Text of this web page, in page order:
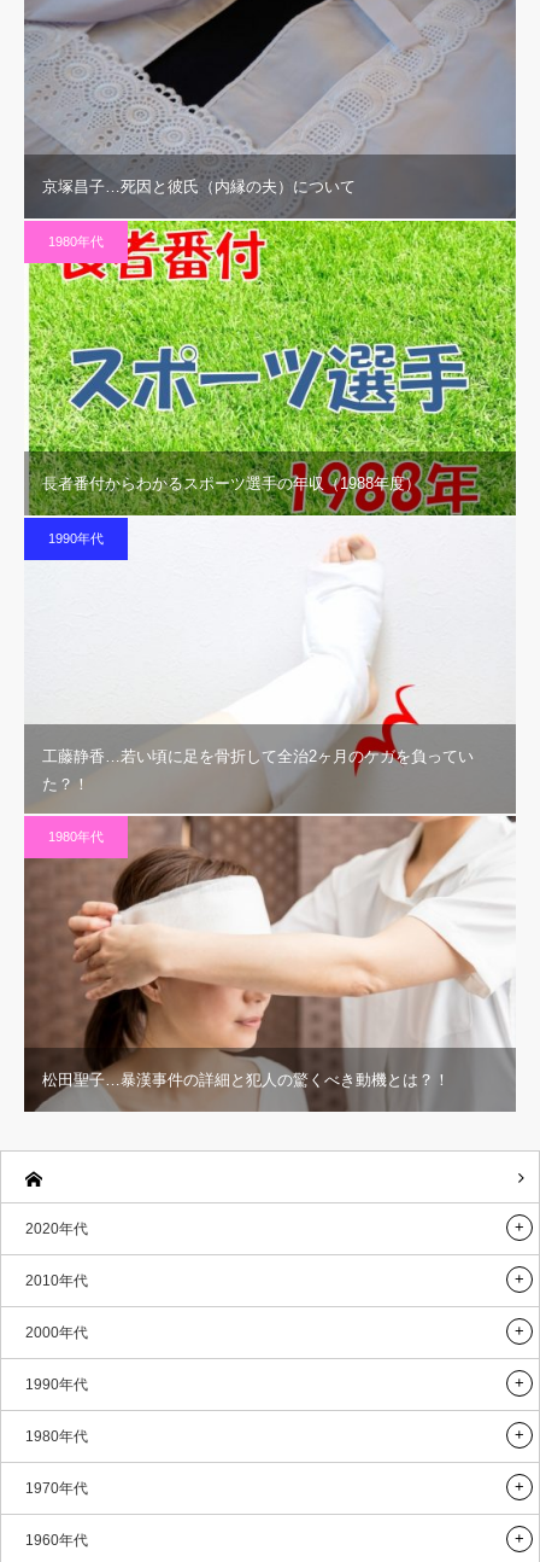
京塚昌子…死因と彼氏（内縁の夫）について
1980年代
長者番付からわかるスポーツ選手の年収（1988年度）
1990年代
工藤静香…若い頃に足を骨折して全治2ヶ月のケガを負ってい
た？！
1980年代
松田聖子…暴漢事件の詳細と犯人の驚くべき動機とは？！
2020年代
2010年代
2000年代
1990年代
1980年代
1970年代
1960年代